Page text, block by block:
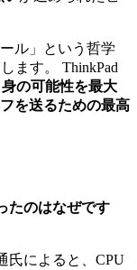
ル」という哲学
ます。 ThinkPad
の可能性を最大
を送るための最高
たのはなぜです
氏によると、CPU